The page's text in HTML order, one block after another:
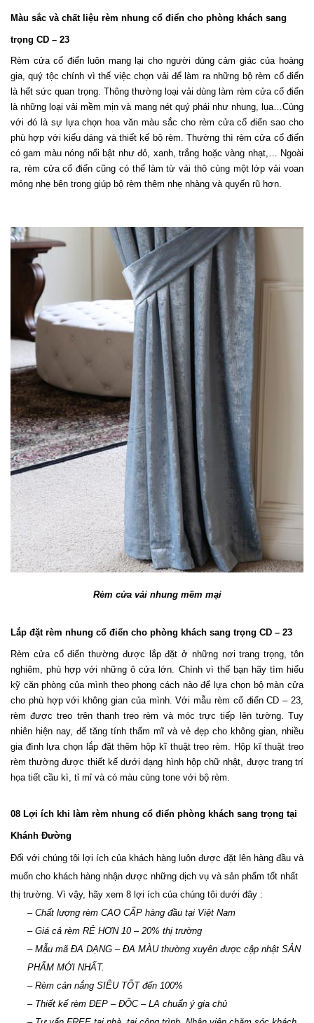
Màu sắc và chất liệu rèm nhung cổ điển cho phòng khách sang
trọng CD – 23
Rèm cửa cổ điển luôn mang lại cho người dùng cảm giác của hoàng
gia, quý tộc chính vì thế việc chọn vải để làm ra những bộ rèm cổ điển
là hết sức quan trọng. Thông thường loại vải dùng làm rèm cửa cổ điển
là những loại vải mềm mịn và mang nét quý phái như nhung, lụa…Cùng
với đó là sự lựa chọn hoa văn màu sắc cho rèm cửa cổ điển sao cho
phù hợp với kiểu dáng và thiết kế bộ rèm. Thường thì rèm cửa cổ điển
có gam màu nóng nổi bật như đỏ, xanh, trắng hoặc vàng nhạt,… Ngoài
ra, rèm cửa cổ điển cũng có thể làm từ vải thô cùng một lớp vải voan
mỏng nhẹ bên trong giúp bộ rèm thêm nhẹ nhàng và quyến rũ hơn.
Rèm cửa vải nhung mềm mại
Lắp đặt rèm nhung cổ điển cho phòng khách sang trọng CD – 23
Rèm cửa cổ điển thường được lắp đặt ở những nơi trang trọng, tôn
nghiêm, phù hợp với những ô cửa lớn. Chính vì thế bạn hãy tìm hiểu
kỹ căn phòng của mình theo phong cách nào để lựa chọn bộ màn cửa
cho phù hợp với không gian của mình. Với mẫu rèm cổ điển CD – 23,
rèm được treo trên thanh treo rèm và móc trực tiếp lên tường. Tuy
nhiên hiện nay, để tăng tính thẩm mĩ và vẻ đẹp cho không gian, nhiều
gia đình lựa chọn lắp đặt thêm hộp kĩ thuật treo rèm. Hộp kĩ thuật treo
rèm thường được thiết kế dưới dạng hình hộp chữ nhật, được trang trí
họa tiết cầu kì, tỉ mỉ và có màu cùng tone với bộ rèm.
08 Lợi ích khi làm rèm nhung cổ điển phòng khách sang trọng tại
Khánh Đường
Đối với chúng tôi lợi ích của khách hàng luôn được đặt lên hàng đầu và
muốn cho khách hàng nhận được những dịch vụ và sản phẩm tốt nhất
thị trường. Vì vậy, hãy xem 8 lợi ích của chúng tôi dưới đây :
– Chất lượng rèm CAO CẤP hàng đầu tại Việt Nam
– Giá cả rèm RẺ HƠN 10 – 20% thị trường
– Mẫu mã ĐA DẠNG – ĐA MÀU thường xuyên được cập nhật SẢN
PHẨM MỚI NHẤT.
– Rèm cản nắng SIÊU TỐT đến 100%
– Thiết kế rèm ĐẸP – ĐỘC – LẠ chuẩn ý gia chủ